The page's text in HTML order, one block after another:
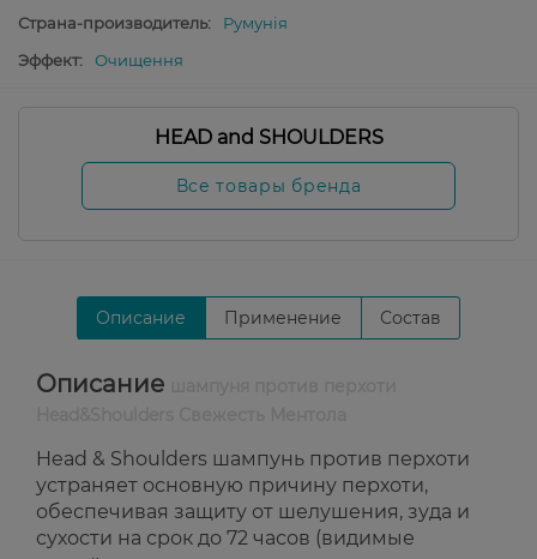
Страна-производитель:
Румунія
Эффект:
Очищення
HEAD and SHOULDERS
Все товары бренда
Описание Применение Состав
Описание
Head & Shoulders шампунь против перхоти
устраняет основную причину перхоти,
обеспечивая защиту от шелушения, зуда и
сухости на срок до 72 часов (видимые